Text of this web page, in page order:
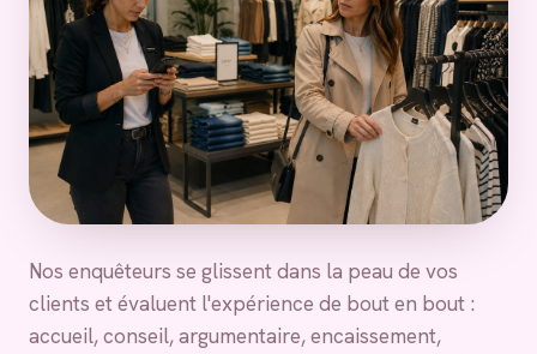
Nos enquêteurs se glissent dans la peau de vos
clients et évaluent l'expérience de bout en bout :
accueil, conseil, argumentaire, encaissement,